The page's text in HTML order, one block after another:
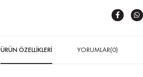
ÜRÜN ÖZELLIKLERI YORUMLAR(0)